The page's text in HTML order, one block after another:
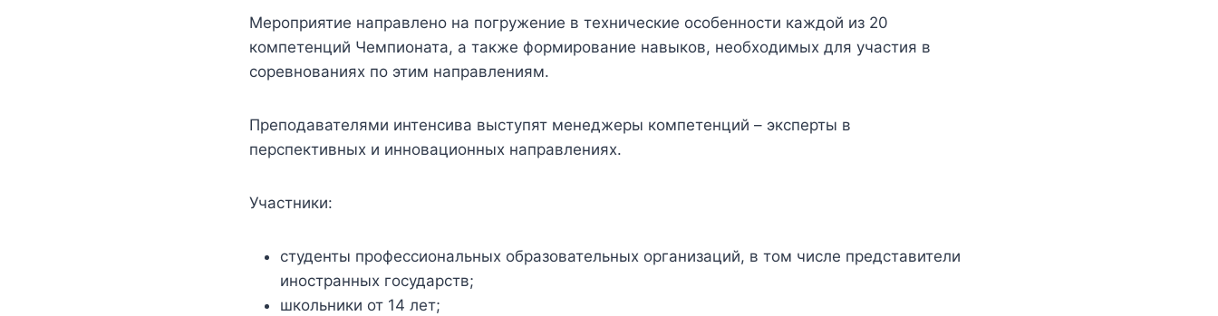
Мероприятие направлено на погружение в технические особенности каждой из 20
компетенций Чемпионата, а также формирование навыков, необходимых для участия в
соревнованиях по этим направлениям.
Преподавателями интенсива выступят менеджеры компетенций – эксперты в
перспективных и инновационных направлениях.
Участники:
студенты профессиональных образовательных организаций, в том числе представители
иностранных государств;
школьники от 14 лет;